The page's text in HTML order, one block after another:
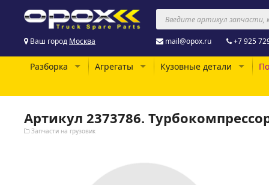
Ваш город Москва mail@opox.ru +7 925
Разборка Агрегаты Кузовные детали
Артикул 2373786.
Запчасти на грузовик